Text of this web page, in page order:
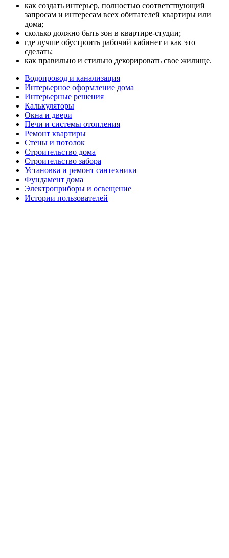
как создать интерьер, полностью соответствующий
запросам и интересам всех обитателей квартиры или
дома;
сколько должно быть зон в квартире-студии;
где лучше обустроить рабочий кабинет и как это
сделать;
как правильно и стильно декорировать свое жилище.
Водопровод и канализация
Интерьерное оформление дома
Интерьерные решения
Калькуляторы
Окна и двери
Печи и системы отопления
Ремонт квартиры
Стены и потолок
Строительство дома
Строительство забора
Установка и ремонт сантехники
Фундамент дома
Электроприборы и освещение
Истории пользователей